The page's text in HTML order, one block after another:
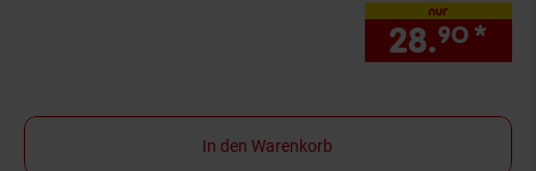
nur
28.90 *
In den Warenkorb